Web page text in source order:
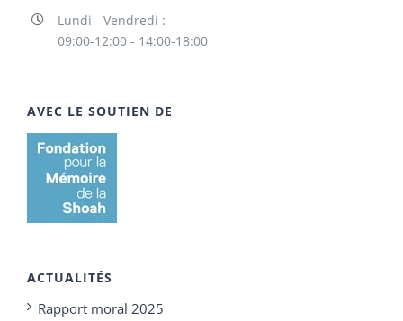
Lundi - Vendredi :
09:00-12:00 - 14:00-18:00
AVEC LE SOUTIEN DE
ACTUALITÉS
Rapport moral 2025